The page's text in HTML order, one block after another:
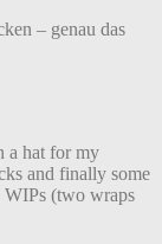
– genau das
a hat for my
and finally some
WIPs (two wraps